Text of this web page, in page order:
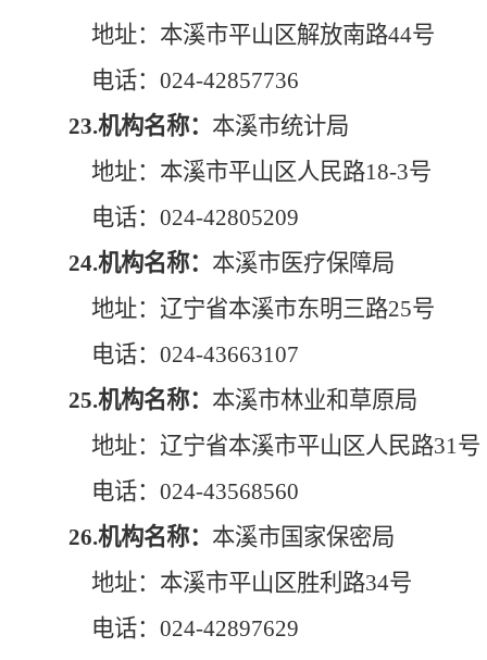
地址：本溪市平山区解放南路44号
电话：024-42857736
23.机构名称： 本溪市统计局
地址：本溪市平山区人民路18-3号
电话：024-42805209
24.机构名称： 本溪市医疗保障局
地址：辽宁省本溪市东明三路25号
电话：024-43663107
25.机构名称： 本溪市林业和草原局
地址：辽宁省本溪市平山区人民路31号
电话：024-43568560
26.机构名称： 本溪市国家保密局
地址：本溪市平山区胜利路34号
电话：024-42897629